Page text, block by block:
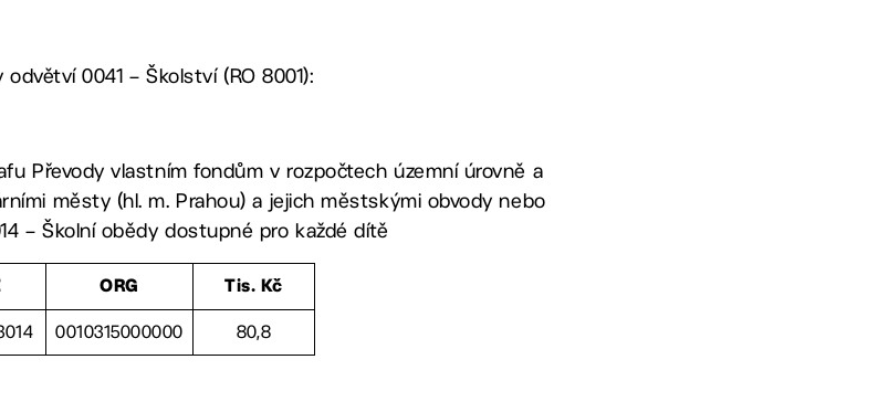
0041 – Školství (RO 8001):
Převody vlastním fondům v rozpočtech územní úrovně a
městy (hl. m. Prahou) a jejich městskými obvody nebo
– Školní obědy dostupné pro každé dítě
ORG Tis. Kč
0010315000000 80,8